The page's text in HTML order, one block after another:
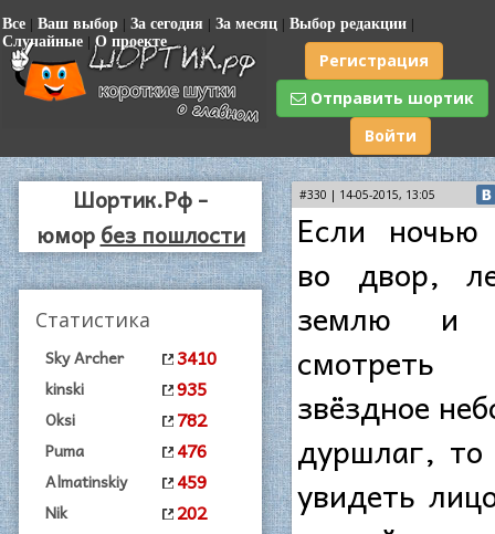
Все | Ваш выбор | За сегодня | За месяц | Выбор редакции |
Случайные | О проекте
Регистрация
Отправить шортик
Войти
Шортик.Рф -
юморбез пошлости
Статистика
Sky Archer 3410
kinski 935
Oksi 782
Puma 476
Almatinskiy 459
Nik 202
#330 | 14-05-2015, 13:05
Если
во двор,
землю и
звёздное
дуршлаг,
увидеть